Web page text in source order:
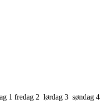
1 fredag 2 lørdag 3 søndag 4